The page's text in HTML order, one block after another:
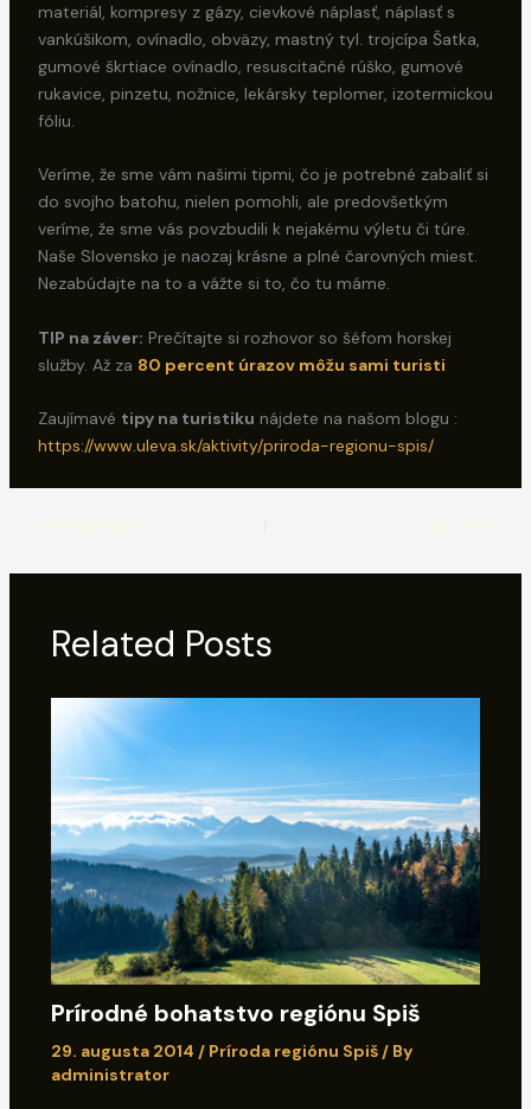
materiál, kompresy z gázy, cievkové náplasť, náplasť s
vankúšikom, ovínadlo, obväzy, mastný tyl. trojcípa Šatka,
gumové škrtiace ovínadlo, resuscitačné rúško, gumové
rukavice, pinzetu, nožnice, lekársky teplomer, izotermickou
fóliu.
Veríme, že sme vám našimi tipmi, čo je potrebné zabaliť si
do svojho batohu, nielen pomohli, ale predovšetkým
veríme, že sme vás povzbudili k nejakému výletu či túre.
Naše Slovensko je naozaj krásne a plné čarovných miest.
Nezabúdajte na to a vážte si to, čo tu máme.
TIP na záver: Prečítajte si rozhovor so šéfom horskej
služby. Až za 80 percent úrazov môžu sami turisti
Zaujímavé tipy na turistiku nájdete na našom blogu :
https://www.uleva.sk/aktivity/priroda-regionu-spis/
Related Posts
Prírodné bohatstvo regiónu Spiš
29. augusta 2014 / Príroda regiónu Spiš/ By
administrator